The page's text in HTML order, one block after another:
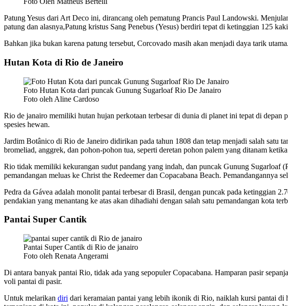
Patung Yesus dari Art Deco ini, dirancang oleh pematung Prancis Paul Landowski.
patung dan alasnya,Patung kristus Sang Penebus (Yesus) berdiri tepat di ketinggian 125
Bahkan jika bukan karena patung tersebut, Corcovado masih akan menjadi daya tarik
Hutan Kota di Rio de Janeiro
Foto Hutan Kota dari puncak Gunung Sugarloaf Rio De Janairo
Foto oleh Aline Cardoso
Rio de janairo memiliki hutan hujan perkotaan terbesar di dunia di planet ini tepat di depan
spesies hewan.
Jardim Botânico di Rio de Janeiro didirikan pada tahun 1808 dan tetap menjadi salah satu
bromeliad, anggrek, dan pohon-pohon tua, seperti deretan pohon palem yang ditanam
Rio tidak memiliki kekurangan sudut pandang yang indah, dan puncak Gunung Sugarloaf
pemandangan meluas ke Christ the Redeemer dan Copacabana Beach. Pemandangannya
Pedra da Gávea adalah monolit pantai terbesar di Brasil, dengan puncak pada
pendakian yang menantang ke atas akan dihadiahi dengan salah satu pemandangan kota
Pantai Super Cantik
Pantai Super Cantik di Rio de janairo
Foto oleh Renata Angerami
Di antara banyak pantai Rio, tidak ada yang sepopuler Copacabana. Hamparan pasir
voli pantai di pasir.
Untuk melarikan diri dari keramaian pantai yang lebih ikonik di Rio, naiklah kursi pantai di